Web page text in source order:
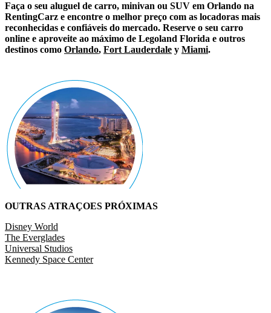
Faça o seu aluguel de carro, minivan ou SUV em Orlando na
RentingCarz e encontre o melhor preço com as locadoras mais
reconhecidas e confiáveis do mercado. Reserve o seu carro
online e aproveite ao máximo de Legoland Florida e outros
destinos como Orlando, Fort Lauderdale y Miami.
OUTRAS ATRAÇOES PRÓXIMAS
Disney World
The Everglades
Universal Studios
Kennedy Space Center